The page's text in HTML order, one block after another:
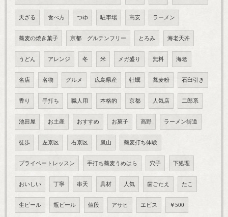
天ざる 食べ方 つゆ 駐車場 高安 ラーメン
蕎麦の焼き菓子 京都 グルテンフリー とろみ 海老天丼
うどん アレンジ 冬 米 メガ盛り 無料 海老
名店 名物 グルメ 広島県産 牡蠣 蕎麦粉 石臼引き
香り 手打ち 職人用 本格的 京都 人気店 二郎系
池田屋 お土産 おすすめ お菓子 高野 ラーメン街道
徒歩 左京区 右京区 嵐山 蕎麦打ち体験
プライベートレッスン 手打ち蕎麦うめはら 穴子 下処理
おいしい 丁寧 串天 具材 人気 歯ごたえ たこ
生ビール 瓶ビール 値段 アサヒ エビス ￥500